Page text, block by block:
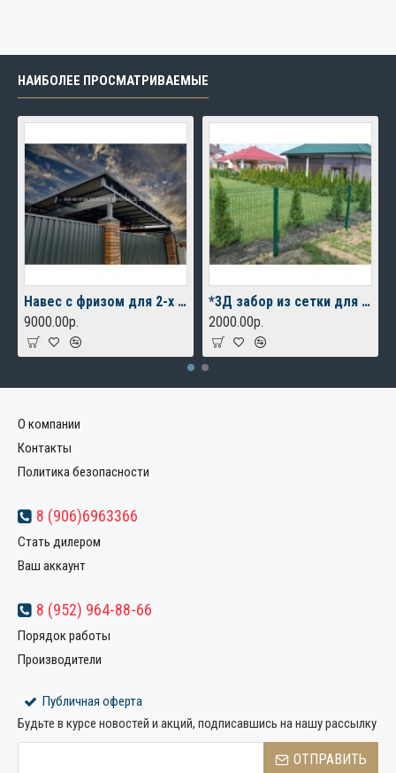
НАИБОЛЕЕ ПРОСМАТРИВАЕМЫЕ
Навес с фризом для 2-х автомобилей
9000.00р.
*3Д забор из сетки для дачного дома
2000.00р.
О компании
Контакты
Политика безопасности
8 (906)6963366
Стать дилером
Ваш аккаунт
8 (952) 964-88-66
Порядок работы
Производители
Публичная оферта
Будьте в курсе новостей и акций, подписавшись на нашу рассылку
ОТПРАВИТЬ